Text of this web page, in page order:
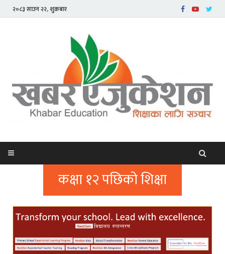
२०८३ साउन २२, शुक्रबार
कक्षा १२ पछिको शिक्षा